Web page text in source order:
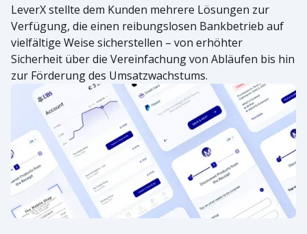
LeverX stellte dem Kunden mehrere Lösungen zur
Verfügung, die einen reibungslosen Bankbetrieb auf
vielfältige Weise sicherstellen – von erhöhter
Sicherheit über die Vereinfachung von Abläufen bis hin
zur Förderung des Umsatzwachstums.